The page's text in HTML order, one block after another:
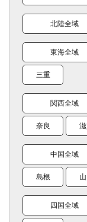
北陸全域
東海全域
三重
関西全域
奈良
中国全域
島根
四国全域